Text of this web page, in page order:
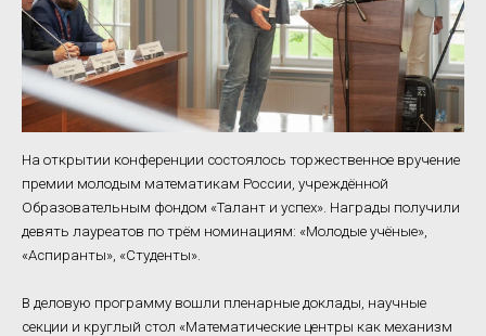
На открытии конференции состоялось торжественное вручение
премии молодым математикам России, учреждённой
Образовательным фондом «Талант и успех». Награды получили
девять лауреатов по трём номинациям: «Молодые учёные»,
«Аспиранты», «Студенты».
В деловую программу вошли пленарные доклады, научные
секции и круглый стол «Математические центры как механизм